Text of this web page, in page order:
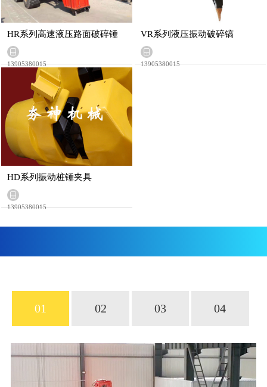
HR系列高速液压路面破碎锤
13905380015
VR系列液压振动破碎镐
13905380015
HD系列振动桩锤夹具
13905380015
01 02 03 04